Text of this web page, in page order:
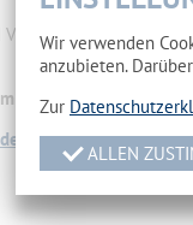
Schulleiter des OSZ II
oder 0355
Wir verwenden
anzubieten.
Zur
ALLEN